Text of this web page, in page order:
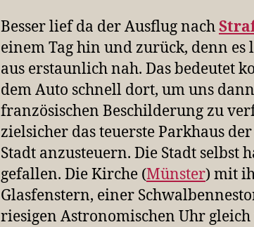
Besser lief da der Ausflug nach
einem Tag hin und zurück, denn es
aus erstaunlich nah. Das bedeutet
dem Auto schnell dort, um uns
französischen Beschilderung zu
zielsicher das teuerste Parkhaus der
Stadt anzusteuern. Die Stadt selbst
gefallen. Die Kirche (Münster) mit
Glasfenstern, einer
riesigen Astronomischen Uhr